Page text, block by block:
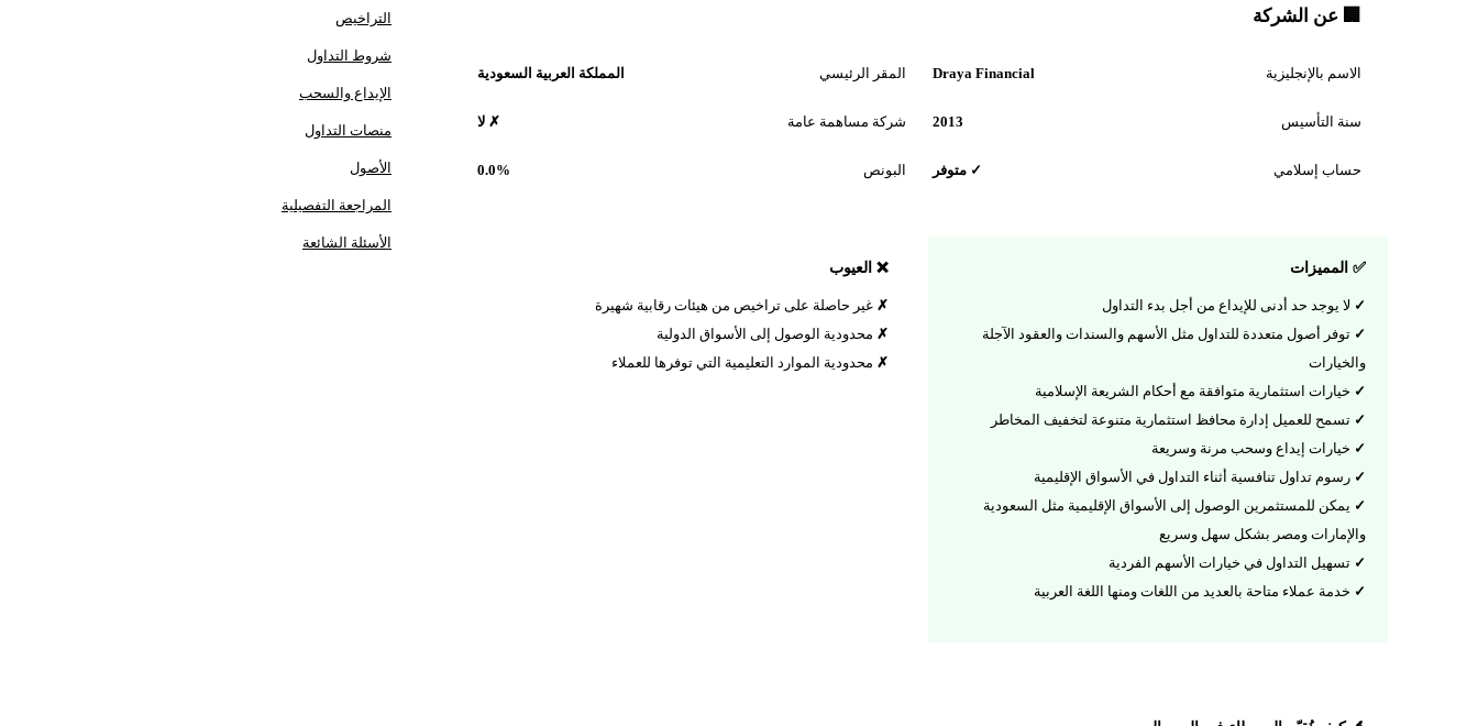
🏢 عن الشركة
الاسم بالإنجليزية Draya Financial المقر الرئيسي المملكة العربية السعودية
سنة التأسيس 2013 شركة مساهمة عامة ✗ لا
حساب إسلامي ✓ متوفر البونص 0.0%
✅ المميزات
لا يوجد حد أدنى للإيداع من أجل بدء التداول
توفر أصول متعددة للتداول مثل الأسهم والسندات والعقود الآجلة
والخيارات
خيارات استثمارية متوافقة مع أحكام الشريعة الإسلامية
تسمح للعميل إدارة محافظ استثمارية متنوعة لتخفيف المخاطر
خيارات إيداع وسحب مرنة وسريعة
رسوم تداول تنافسية أثناء التداول في الأسواق الإقليمية
يمكن للمستثمرين الوصول إلى الأسواق الإقليمية مثل السعودية
والإمارات ومصر بشكل سهل وسريع
تسهيل التداول في خيارات الأسهم الفردية
خدمة عملاء متاحة بالعديد من اللغات ومنها اللغة العربية
❌ العيوب
غير حاصلة على تراخيص من هيئات رقابية شهيرة
محدودية الوصول إلى الأسواق الدولية
محدودية الموارد التعليمية التي توفرها للعملاء
التراخيص
شروط التداول
الإيداع والسحب
منصات التداول
الأصول
المراجعة التفصيلية
الأسئلة الشائعة